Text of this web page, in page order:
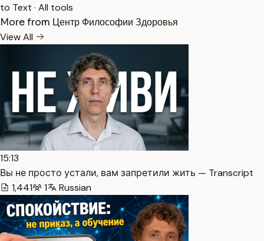
to Text · All tools
More from Центр Философии Здоровья
View All
15:13
Вы не просто устали, вам запретили жить — Transcript
1,441
1 Russian